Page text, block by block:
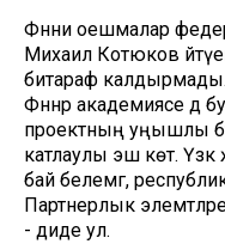
Фәнни оешмалар
Михаил Котюков
битараф
Фәннәр академиясе дә
проектның уңышлы
катлаулы эш көтә.
бай белемгә,
Партнерлык
- диде ул.